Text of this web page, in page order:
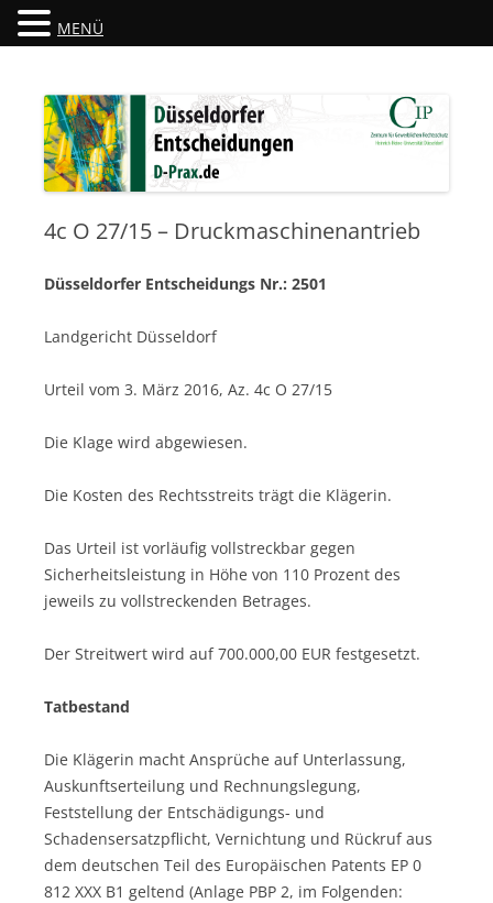
Düsseldorfer Entscheidungen
4c O 27/15 – Druckmaschinenantrieb
Düsseldorfer Entscheidungs Nr.: 2501
Landgericht Düsseldorf
Urteil vom 3. März 2016, Az. 4c O 27/15
Die Klage wird abgewiesen.
Die Kosten des Rechtsstreits trägt die Klägerin.
Das Urteil ist vorläufig vollstreckbar gegen
Sicherheitsleistung in Höhe von 110 Prozent des
jeweils zu vollstreckenden Betrages.
Der Streitwert wird auf 700.000,00 EUR festgesetzt.
Tatbestand
Die Klägerin macht Ansprüche auf Unterlassung,
Auskunftserteilung und Rechnungslegung,
Feststellung der Entschädigungs- und
Schadensersatzpflicht, Vernichtung und Rückruf aus
dem deutschen Teil des Europäischen Patents EP 0
812 XXX B1 geltend (Anlage PBP 2, im Folgenden:
MENÜ